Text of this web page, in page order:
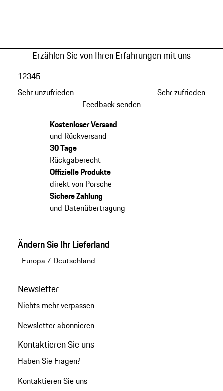
Erzählen Sie von Ihren Erfahrungen mit uns
Sehr unzufrieden
12345
Sehr zufrieden
Feedback senden
Kostenloser Versand
und Rückversand
30 Tage
Rückgaberecht
Offizielle Produkte
direkt von Porsche
Sichere Zahlung
und Datenübertragung
Ändern Sie Ihr Lieferland
Europa / Deutschland
Newsletter
Nichts mehr verpassen
Newsletter abonnieren
Kontaktieren Sie uns
Haben Sie Fragen?
Kontaktieren Sie uns